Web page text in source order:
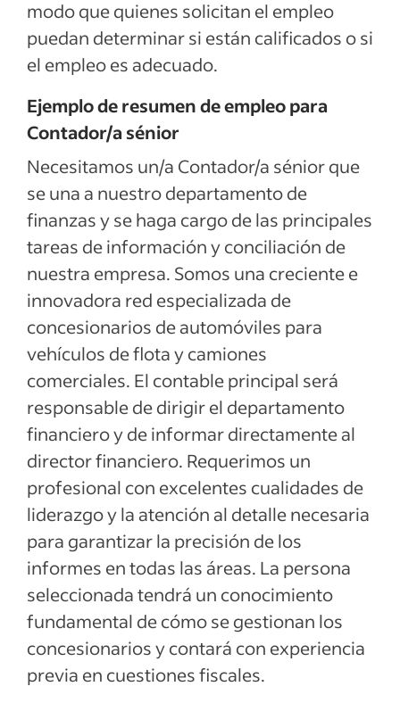
modo que quienes solicitan el empleo
puedan determinar si están calificados o si
el empleo es adecuado.
Ejemplo de resumen de empleo para
Contador/a sénior
Necesitamos un/a Contador/a sénior que
se una a nuestro departamento de
finanzas y se haga cargo de las principales
tareas de información y conciliación de
nuestra empresa. Somos una creciente e
innovadora red especializada de
concesionarios de automóviles para
vehículos de flota y camiones
comerciales. El contable principal será
responsable de dirigir el departamento
financiero y de informar directamente al
director financiero. Requerimos un
profesional con excelentes cualidades de
liderazgo y la atención al detalle necesaria
para garantizar la precisión de los
informes en todas las áreas. La persona
seleccionada tendrá un conocimiento
fundamental de cómo se gestionan los
concesionarios y contará con experiencia
previa en cuestiones fiscales.